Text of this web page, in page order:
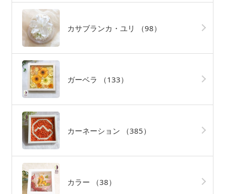
カサブランカ・ユリ （98）
ガーベラ （133）
カーネーション （385）
カラー （38）